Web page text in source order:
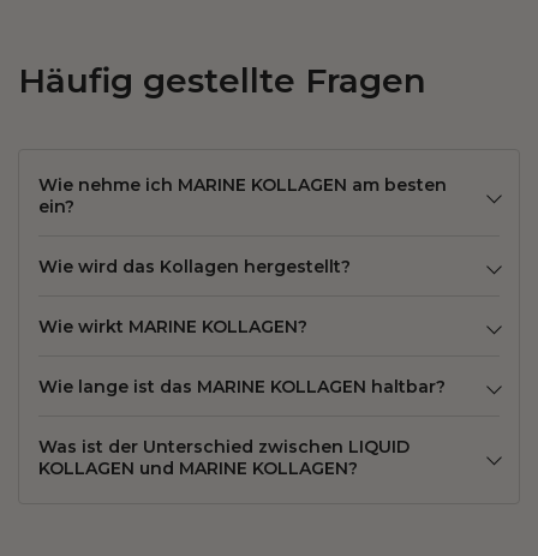
Häufig gestellte Fragen
Wie nehme ich MARINE KOLLAGEN am besten
ein?
Wie wird das Kollagen hergestellt?
Wie wirkt MARINE KOLLAGEN?
Wie lange ist das MARINE KOLLAGEN haltbar?
Was ist der Unterschied zwischen LIQUID
KOLLAGEN und MARINE KOLLAGEN?